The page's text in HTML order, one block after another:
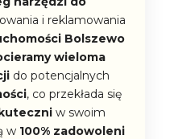
i reklamowania
Bolszewo
wieloma
do potencjalnych
, co przekłada się
w swoim
w 100% zadowoleni